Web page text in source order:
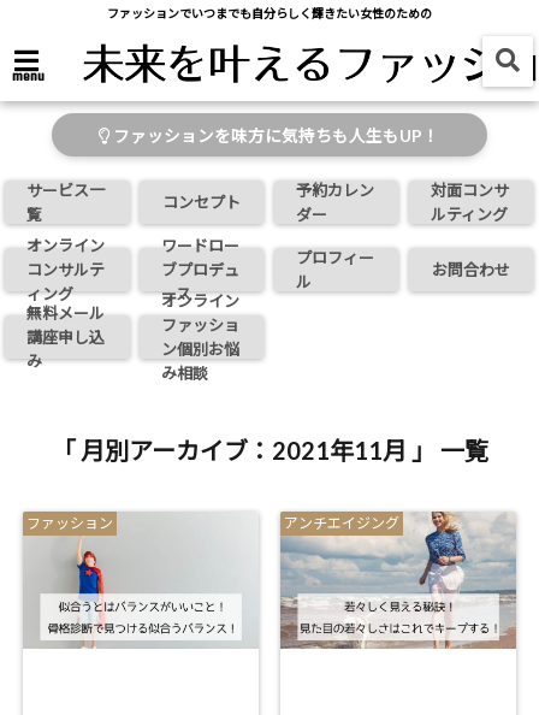
ファッションでいつまでも自分らしく輝きたい女性のための
menu
ファッションを味方に気持ちも人生もUP！
サービス一
覧
コンセプト
予約カレン
ダー
対面コンサ
ルティング
オンライン
コンサルテ
ィング
ワードロー
ブプロデュ
ース
プロフィー
ル
お問合わせ
無料メール
講座申し込
み
オンライン
ファッショ
ン個別お悩
み相談
「 月別アーカイブ：2021年11月 」 一覧
ファッション アンチエイジング